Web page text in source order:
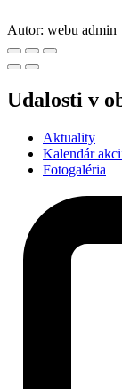
Autor: webu admin
Udalosti v
Aktuality
Kalendár
Fotogaléria